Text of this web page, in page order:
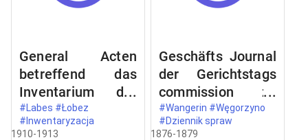
General Acten
betreffend das
Inventarium der
Utensilien
Lagerungs und
#Labes #Łobez
#Inwentaryzacja
1910-1913
Geschäfts Journal
der Gerichtstags
commission zu
Wangerin
[Węgorzyno] pro
#Wangerin #Węgorzyno
#Dziennik spraw
1876-1879